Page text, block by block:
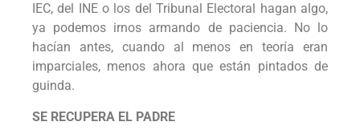
IEC, del INE o los del Tribunal Electoral hagan algo,
ya podemos irnos armando de paciencia. No lo
hacían antes, cuando al menos en teoría eran
imparciales, menos ahora que están pintados de
guinda.
SE RECUPERA EL PADRE